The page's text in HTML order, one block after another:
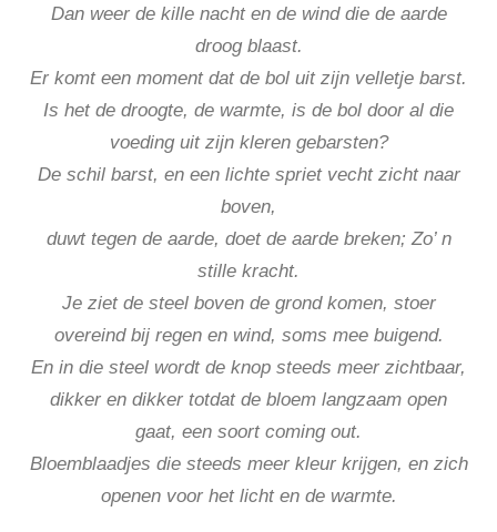
Dan weer de kille nacht en de wind die de aarde
droog blaast.
Er komt een moment dat de bol uit zijn velletje barst.
Is het de droogte, de warmte, is de bol door al die
voeding uit zijn kleren gebarsten?
De schil barst, en een lichte spriet vecht zicht naar
boven,
duwt tegen de aarde, doet de aarde breken; Zo’ n
stille kracht.
Je ziet de steel boven de grond komen, stoer
overeind bij regen en wind, soms mee buigend.
En in die steel wordt de knop steeds meer zichtbaar,
dikker en dikker totdat de bloem langzaam open
gaat, een soort coming out.
Bloemblaadjes die steeds meer kleur krijgen, en zich
openen voor het licht en de warmte.